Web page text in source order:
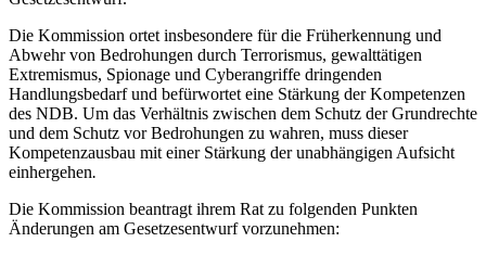
Die Kommission ortet insbesondere für die Früherkennung und
Abwehr von Bedrohungen durch Terrorismus, gewalttätigen
Extremismus, Spionage und Cyberangriffe dringenden
Handlungsbedarf und befürwortet eine Stärkung der Kompetenzen
des NDB. Um das Verhältnis zwischen dem Schutz der Grundrechte
und dem Schutz vor Bedrohungen zu wahren, muss dieser
Kompetenzausbau mit einer Stärkung der unabhängigen Aufsicht
einhergehen.
Die Kommission beantragt ihrem Rat zu folgenden Punkten
Änderungen am Gesetzesentwurf vorzunehmen: